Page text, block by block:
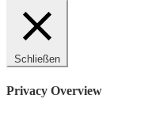
Schließen
Privacy Overview